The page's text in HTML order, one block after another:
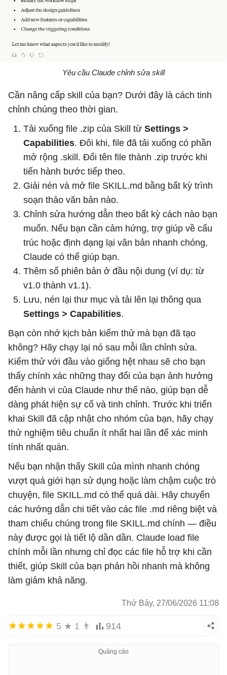
Yêu cầu Claude chỉnh sửa skill
Cần nâng cấp skill của bạn? Dưới đây là cách tinh
chỉnh chúng theo thời gian.
Tải xuống file .zip của Skill từ Settings >
Capabilities. Đôi khi, file đã tải xuống có phần
mở rộng .skill. Đổi tên file thành .zip trước khi
tiến hành bước tiếp theo.
Giải nén và mở file SKILL.md bằng bất kỳ trình
soạn thảo văn bản nào.
Chỉnh sửa hướng dẫn theo bất kỳ cách nào bạn
muốn. Nếu bạn cần cảm hứng, trợ giúp về cấu
trúc hoặc định dạng lại văn bản nhanh chóng,
Claude có thể giúp bạn.
Thêm số phiên bản ở đầu nội dung (ví dụ: từ
v1.0 thành v1.1).
Lưu, nén lại thư mục và tải lên lại thông qua
Settings > Capabilities.
Bạn còn nhớ kịch bản kiểm thử mà bạn đã tạo
không? Hãy chạy lại nó sau mỗi lần chỉnh sửa.
Kiểm thử với đầu vào giống hệt nhau sẽ cho bạn
thấy chính xác những thay đổi của bạn ảnh hưởng
đến hành vi của Claude như thế nào, giúp bạn dễ
dàng phát hiện sự cố và tinh chỉnh. Trước khi triển
khai Skill đã cập nhật cho nhóm của bạn, hãy chạy
thử nghiệm tiêu chuẩn ít nhất hai lần để xác minh
tính nhất quán.
Nếu bạn nhận thấy Skill của mình nhanh chóng
vượt quá giới hạn sử dụng hoặc làm chậm cuộc trò
chuyện, file SKILL.md có thể quá dài. Hãy chuyển
các hướng dẫn chi tiết vào các file .md riêng biệt và
tham chiếu chúng trong file SKILL.md chính — điều
này được gọi là tiết lộ dần dần. Claude load file
chính mỗi lần nhưng chỉ đọc các file hỗ trợ khi cần
thiết, giúp Skill của bạn phản hồi nhanh mà không
làm giảm khả năng.
Thứ Bảy, 27/06/2026 11:08
5 ★ 1 👨 914